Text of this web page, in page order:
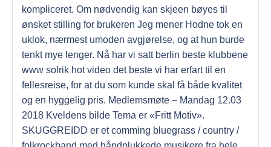
kompliceret. Om nødvendig kan skjeen bøyes til
ønsket stilling for brukeren Jeg mener Hodne tok en
uklok, nærmest umoden avgjørelse, og at hun burde
tenkt mye lenger. Nå har vi satt berlin beste klubbene
www solrik hot video det beste vi har erfart til en
fellesreise, for at du som kunde skal få både kvalitet
og en hyggelig pris. Medlemsmøte – Mandag 12.03
2018 Kveldens bilde Tema er «Fritt Motiv».
SKUGGREIDD er et comming bluegrass / country /